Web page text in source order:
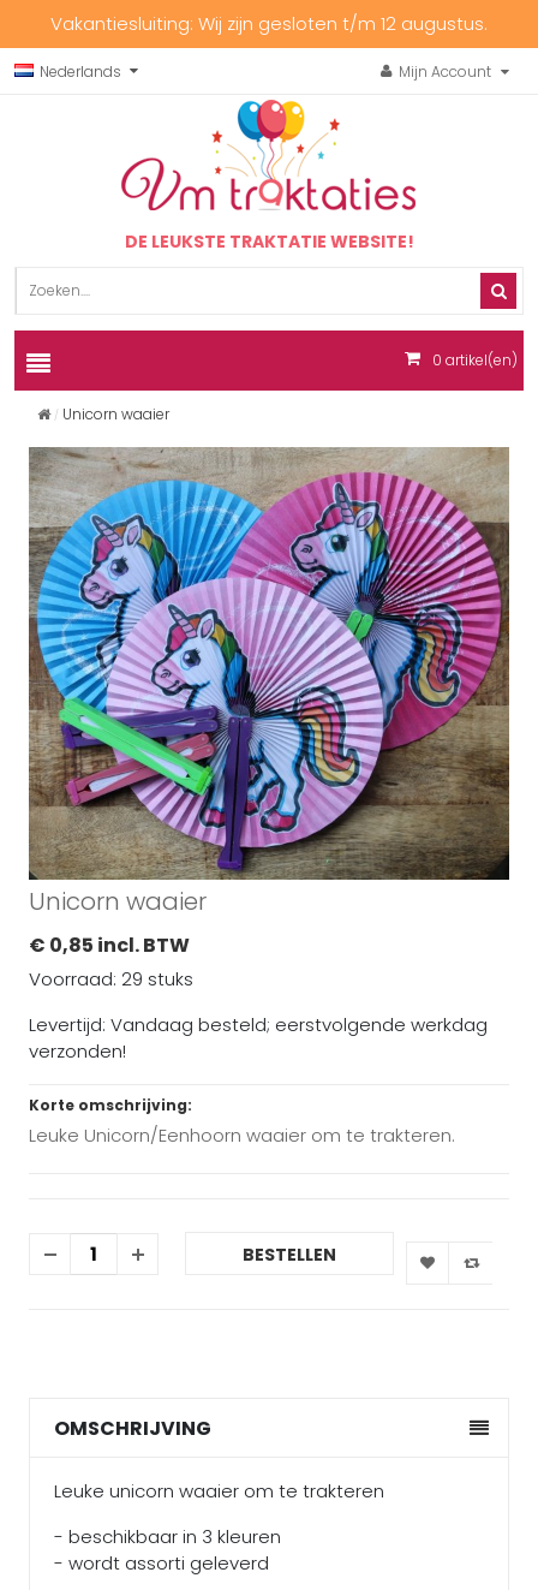
Vakantiesluiting: Wij zijn gesloten t/m 12 augustus.
Nederlands Mijn Account
DE LEUKSTE TRAKTATIE WEBSITE!
0 artikel(en)
Unicorn waaier
Unicorn waaier
€ 0,85 incl. BTW
Voorraad: 29 stuks
Levertijd: Vandaag besteld; eerstvolgende werkdag
verzonden!
Korte omschrijving:
Leuke Unicorn/Eenhoorn waaier om te trakteren.
BESTELLEN
OMSCHRIJVING
Leuke unicorn waaier om te trakteren
- beschikbaar in 3 kleuren
- wordt assorti geleverd